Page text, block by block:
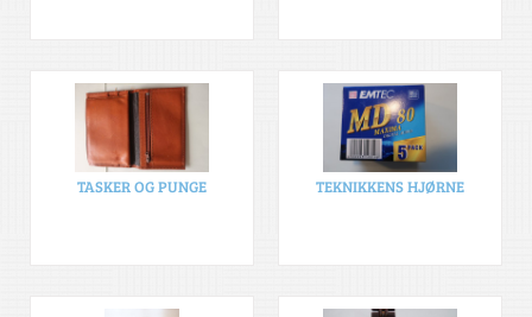
TASKER OG PUNGE TEKNIKKENS HJØRNE